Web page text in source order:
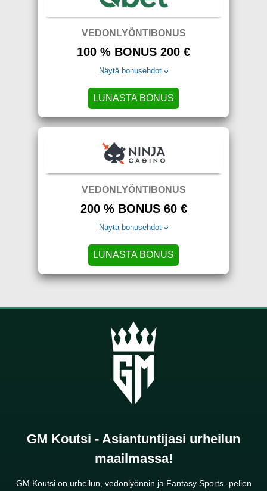
VEDONLYÖNTIBONUS
100 % BONUS 200 €
Näytä bonusehdot
LUNASTA BONUS
VEDONLYÖNTIBONUS
200 % BONUS 60 €
Näytä bonusehdot
LUNASTA BONUS
GM Koutsi - Asiantuntijasi urheilun
maailmassa!
GM Koutsi on urheilun, vedonlyönnin ja Fantasy Sports -pelien